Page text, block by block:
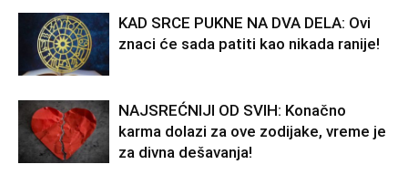
KAD SRCE PUKNE NA DVA DELA: Ovi
znaci će sada patiti kao nikada ranije!
NAJSREĆNIJI OD SVIH: Konačno
karma dolazi za ove zodijake, vreme je
za divna dešavanja!